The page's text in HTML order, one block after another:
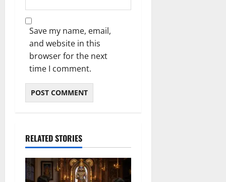
Save my name, email,
and website in this
browser for the next
time I comment.
RELATED STORIES